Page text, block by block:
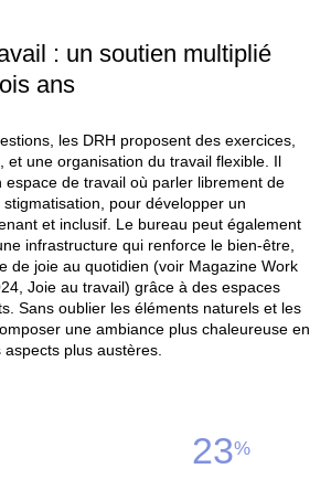
: un soutien multiplié
ans
23%
les DRH proposent des exercices,
et une organisation du travail flexible. Il
espace de travail où parler librement de
pour développer un
et inclusif. Le bureau peut également
infrastructure qui renforce le bien-être,
de joie au quotidien (voir Magazine Work
Joie au travail) grâce à des espaces
Sans oublier les éléments naturels et les
une ambiance plus chaleureuse en
plus austères.